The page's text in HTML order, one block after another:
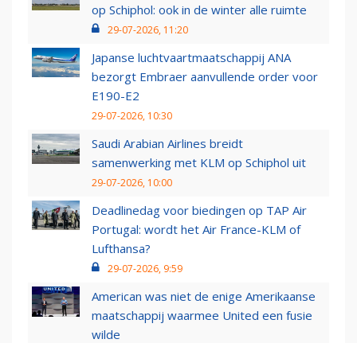
op Schiphol: ook in de winter alle ruimte
29-07-2026, 11:20
Japanse luchtvaartmaatschappij ANA
bezorgt Embraer aanvullende order voor
E190-E2
29-07-2026, 10:30
Saudi Arabian Airlines breidt
samenwerking met KLM op Schiphol uit
29-07-2026, 10:00
Deadlinedag voor biedingen op TAP Air
Portugal: wordt het Air France-KLM of
Lufthansa?
29-07-2026, 9:59
American was niet de enige Amerikaanse
maatschappij waarmee United een fusie
wilde